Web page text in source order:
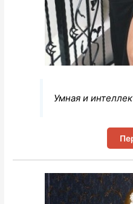
Умная и